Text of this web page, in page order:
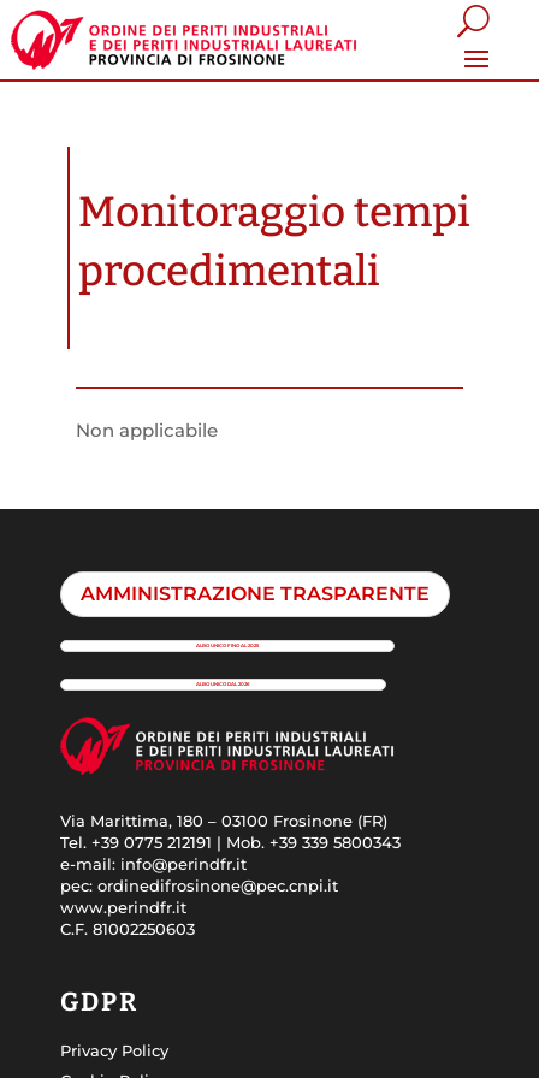
Monitoraggio tempi
procedimentali
Non applicabile
AMMINISTRAZIONE TRASPARENTE
ALBO UNICO FINO AL 2025
ALBO UNICO DAL 2026
Via Marittima, 180 – 03100 Frosinone (FR)
Tel. +39 0775 212191 | Mob. +39 339 5800343
e-mail: info@perindfr.it
pec: ordinedifrosinone@pec.cnpi.it
www.perindfr.it
C.F. 81002250603
GDPR
Privacy Policy